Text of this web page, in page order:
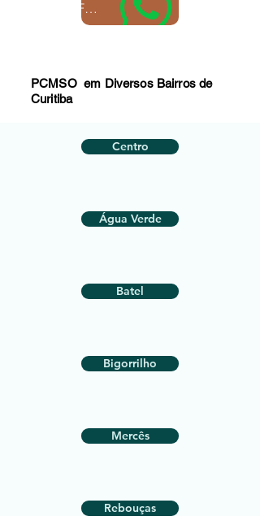
Fale com um especialista
PCMSO em Diversos Bairros de
Curitiba
Centro
Água Verde
Batel
Bigorrilho
Mercês
Rebouças